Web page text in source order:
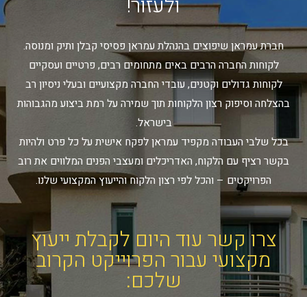
חברת עמראן שיפוצים בהנהלת עמראן פסיסי קבלן ותיק ומנוסה.
לקוחות החברה הרבים באים מתחומים רבים, פרטיים ועסקיים
לקוחות גדולים וקטנים, עובדי החברה מקצועיים ובעלי ניסיון רב
בהצלחה וסיפוק רצון הלקוחות תוך שמירה על רמת ביצוע מהגבוהות
בישראל.
בכל שלבי העבודה מקפיד עמראן לפקח אישית על כל פרט ולהיות
בקשר רציף עם הלקוח, האדריכלים ומעצבי הפנים המלווים את רוב
הפרויקטים – והכל לפי רצון הלקוח והייעוץ המקצועי שלנו.
צרו קשר עוד היום לקבלת ייעוץ
מקצועי עבור הפרוייקט הקרוב
שלכם: